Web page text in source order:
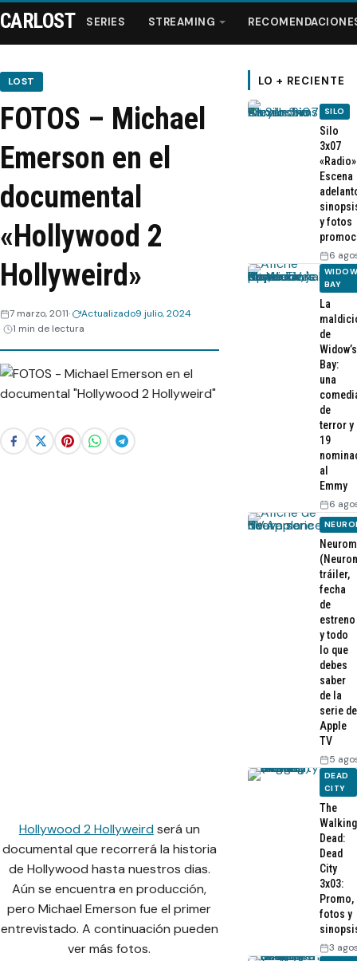
Series
Streaming
Recomendaciones
Webisodios
CARLOST SERIES STREAMING
LOST
FOTOS – Michael
Emerson en el
documental
«Hollywood 2
Hollyweird»
7 marzo, 2011 Actualizado9 julio, 2024
1 min de lectura
Hollywood 2 Hollyweirdserá un
documental que recorrerá la historia
de Hollywood hasta nuestros dias.
Aún se encuentra en producción,
pero Michael Emerson fue el primer
entrevistado. A continuación pueden
ver más fotos.
LO + RECIENTE
SILO
Silo
3x07
Escena
y fotos
6
BAY
La
de
Widow’s
Bay:
una
de
terror y
19
al
Emmy
6
tráiler,
fecha
de
estreno
y todo
lo que
debes
saber
de la
serie de
Apple
TV
5
DEAD
CITY
The
Walking
Dead:
Dead
City
3x03:
Promo,
fotos y
3